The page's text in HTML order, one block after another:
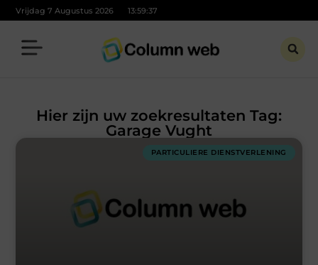
Vrijdag 7 Augustus 2026 13:59:37
Hier zijn uw zoekresultaten Tag:
Garage Vught
PARTICULIERE DIENSTVERLENING